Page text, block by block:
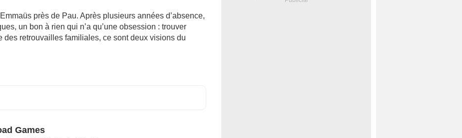
près de Pau. Après plusieurs années d’absence,
un bon à rien qui n’a qu’une obsession : trouver
des retrouvailles familiales, ce sont deux visions du
Games